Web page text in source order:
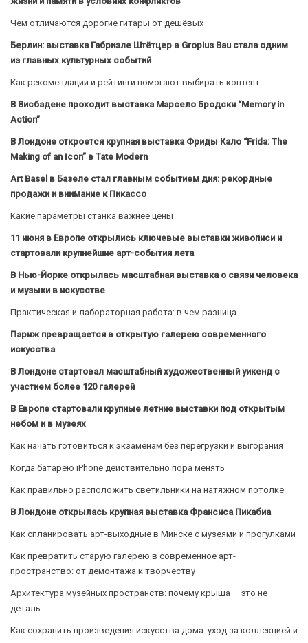
Чем отличаются дорогие гитары от дешёвых
Берлин: выставка Габриэле Штётцер в Gropius Bau стала одним
из главных культурных событий
Как рекомендации и рейтинги помогают выбирать контент
В Висбадене проходит выставка Марсело Бродски “Memory in
Action”
В Лондоне откроется крупная выставка Фриды Кало “Frida: The
Making of an Icon” в Tate Modern
Art Basel в Базеле стал главным событием дня: рекордные
продажи и внимание к Пикассо
Какие параметры станка важнее цены
11 июня в Европе открылись ключевые выставки живописи и
стартовали крупнейшие арт-события лета
В Нью-Йорке открылась масштабная выставка о связи человека
и музыки в искусстве
Практическая и лабораторная работа: в чем разница
Париж превращается в открытую галерею современного
искусства
В Лондоне стартовал масштабный художественный уикенд с
участием более 120 галерей
В Европе стартовали крупные летние выставки под открытым
небом и в музеях
Как начать готовиться к экзаменам без перегрузки и выгорания
Когда батарею iPhone действительно пора менять
Как правильно расположить светильники на натяжном потолке
В Лондоне открылась крупная выставка Франсиса Пикабиа
Как спланировать арт-выходные в Минске с музеями и прогулками
Как превратить старую галерею в современное арт-
пространство: от демонтажа к творчеству
Архитектура музейных пространств: почему крыша — это не
деталь
Как сохранить произведения искусства дома: уход за коллекцией и